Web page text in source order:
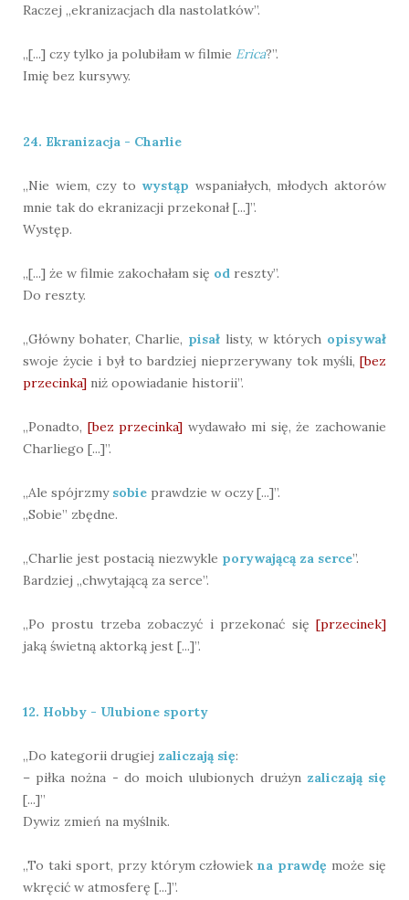
Raczej „ekranizacjach dla nastolatków”.
„[...] czy tylko ja polubiłam w filmie Erica?”.
Imię bez kursywy.
24. Ekranizacja - Charlie
„Nie wiem, czy to wystąp wspaniałych, młodych aktorów
mnie tak do ekranizacji przekonał [...]”.
Występ.
„[...] że w filmie zakochałam się od reszty”.
Do reszty.
„Główny bohater, Charlie, pisał listy, w których opisywał
swoje życie i był to bardziej nieprzerywany tok myśli, [bez
przecinka] niż opowiadanie historii”.
„Ponadto, [bez przecinka] wydawało mi się, że zachowanie
Charliego [...]”.
„Ale spójrzmy sobie prawdzie w oczy [...]”.
„Sobie” zbędne.
„Charlie jest postacią niezwykle porywającą za serce”.
Bardziej „chwytającą za serce”.
„Po prostu trzeba zobaczyć i przekonać się [przecinek]
jaką świetną aktorką jest [...]”.
12. Hobby - Ulubione sporty
„Do kategorii drugiej zaliczają się:
– piłka nożna - do moich ulubionych drużyn zaliczają się
[...]”
Dywiz zmień na myślnik.
„To taki sport, przy którym człowiekna prawdę może się
wkręcić w atmosferę [...]”.